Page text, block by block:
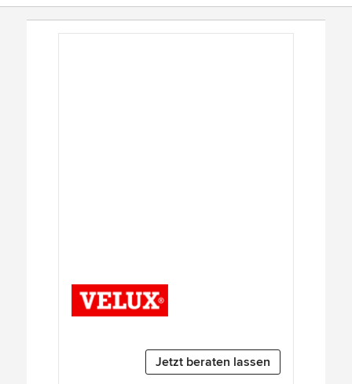
Jetzt beraten lassen